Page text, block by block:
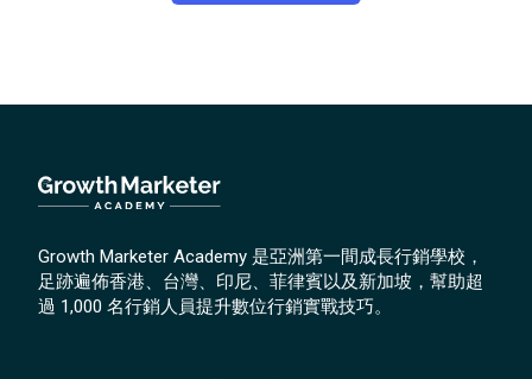
Growth Marketer Academy 是亞洲第一間成長行銷學校，
足跡遍佈香港、台灣、印尼、菲律賓以及新加坡，幫助超
過 1,000 名行銷人員提升數位行銷實戰技巧。